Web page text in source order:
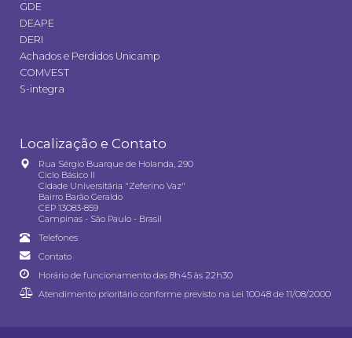
GDE
DEAPE
DERI
Achados e Perdidos Unicamp
COMVEST
S-integra
Localização e Contato
Rua Sérgio Buarque de Holanda, 290
Ciclo Básico II
Cidade Universitária "Zeferino Vaz"
Bairro Barão Geraldo
CEP 13083-859
Campinas - São Paulo - Brasil
Telefones
Contato
Horário de funcionamento das 8h45 às 22h30
Atendimento prioritário conforme previsto na Lei 10048 de 11/08/2000